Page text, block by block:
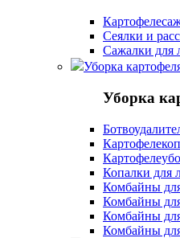
Сеялки и
Сажалки для
Уборка
Уборка
Копалки для
Комбайны
Комбайны
Комбайны
Комбайны